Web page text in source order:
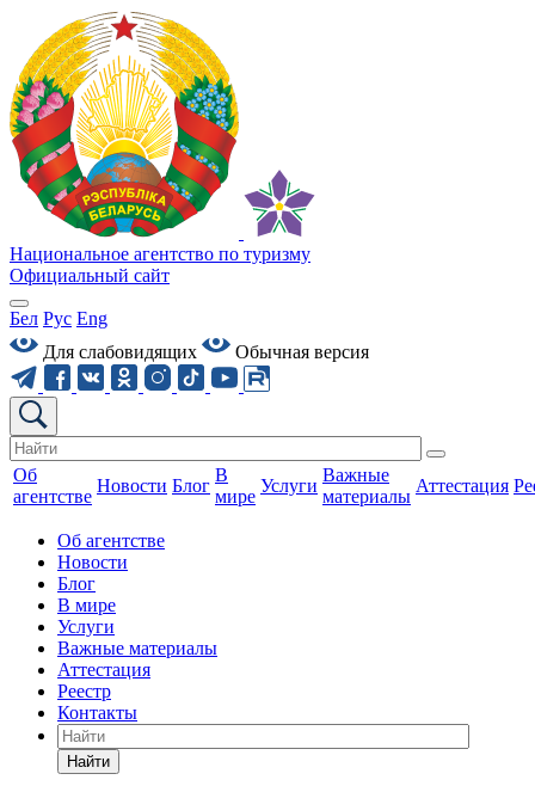
Национальное агентство по туризму
Официальный сайт
Бел Рус Eng
Для слабовидящих
Обычная версия
Об
агентстве
Новости Блог
В
мире
Услуги
Важные
материалы
Аттестация
Об агентстве
Новости
Блог
В мире
Услуги
Важные материалы
Аттестация
Реестр
Контакты
Найти